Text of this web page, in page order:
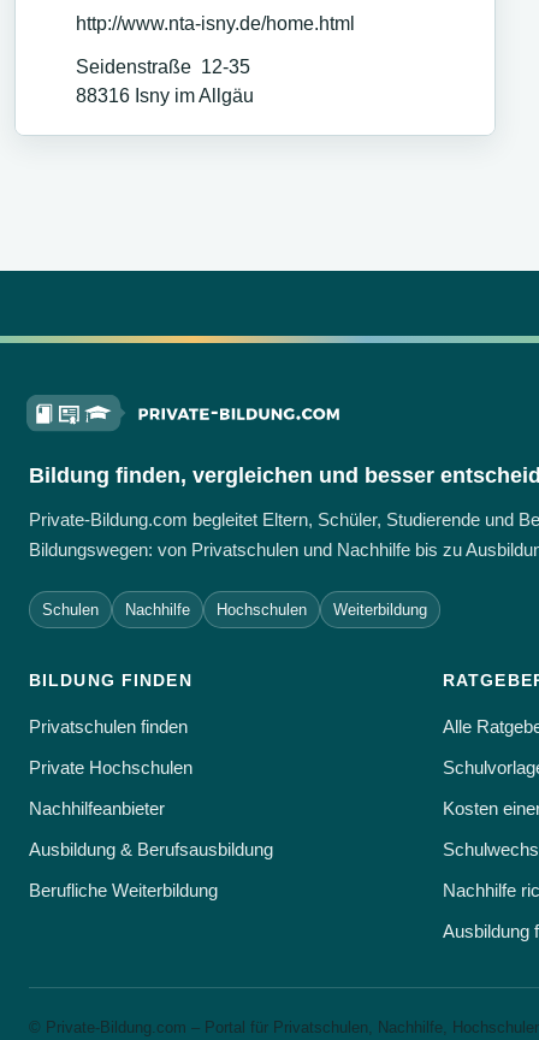
http://www.nta-isny.de/home.html
Seidenstraße 12-35
88316 Isny im Allgäu
Bildung finden, vergleichen und besser
Private-Bildung.com begleitet Eltern, Schüler, Studierende und
Bildungswegen: von Privatschulen und Nachhilfe bis zu
Schulen Nachhilfe Hochschulen Weiterbildung
BILDUNG FINDEN
Privatschulen finden
Private Hochschulen
Nachhilfeanbieter
Ausbildung & Berufsausbildung
Berufliche Weiterbildung
Alle
Kosten
Nachhilfe
Ausbildung
© Private-Bildung.com – Portal für Privatschulen, Nachhilfe,